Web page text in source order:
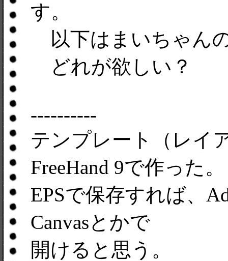
す。
以下はまいちゃん
どれが欲しい？
----------
テンプレート（レイ
FreeHand 9で作った。
EPSで保存すれば、
Canvasとかで
開けると思う。